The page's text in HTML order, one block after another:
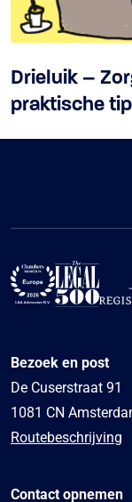
Drieluik –
praktische
Bezoek en post
De Cuserstraat 91
1081 CN
Routebeschrijving
Contact opnemen